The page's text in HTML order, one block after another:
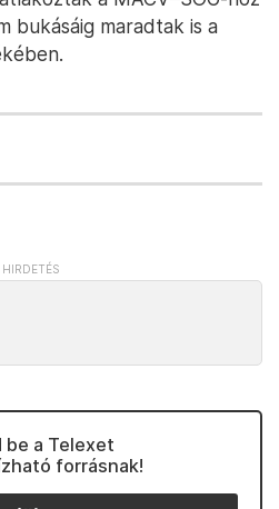
bukásáig maradtak is a
be a Telexet
forrásnak!